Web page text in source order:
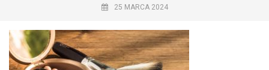
25 MARCA 2024